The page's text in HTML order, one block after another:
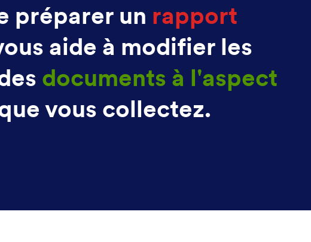
préparer un rapport
aide à modifier les
documents à l'aspect
vous collectez.